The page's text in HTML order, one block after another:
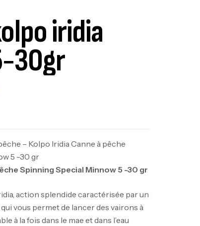
iridia
30gr
– Kolpo Iridia Canne à pêche
5 -30 gr
Spinning Special Minnow 5 -30 gr
action splendide caractérisée par un
vous permet de lancer des vairons à
à la fois dans le mae et dans l’eau